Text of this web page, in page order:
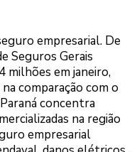
empresarial. De
Seguros Gerais
milhões em janeiro,
comparação com o
concentra
na região
empresarial